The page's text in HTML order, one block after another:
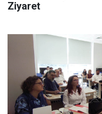
Ziyaret